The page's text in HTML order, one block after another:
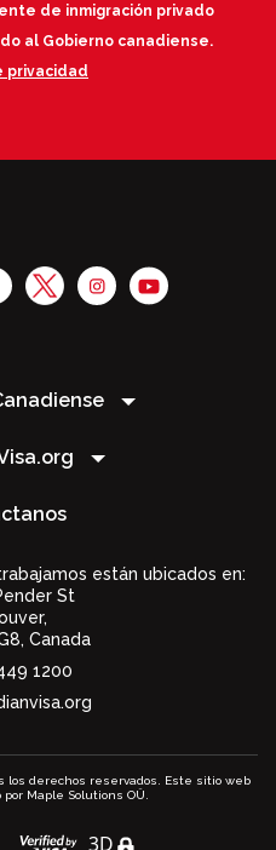
de inmigración privado
al Gobierno canadiense.
privacidad
están ubicados en:
St
, Canada
1200
los derechos reservados. Este sitio web
Maple Solutions OÜ.